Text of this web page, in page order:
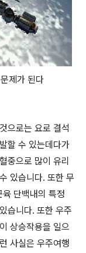
제가 된다
으로는 요로 결석
할 수 있는데다가
중으로 많이 유리
있습니다. 또한 무
단백내의 특정
습니다. 또한 우주
상승작용을 일으
사실은 우주여행